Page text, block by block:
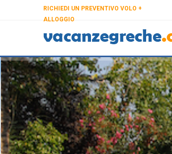
RICHIEDI UN PREVENTIVO VOLO +
ALLOGGIO